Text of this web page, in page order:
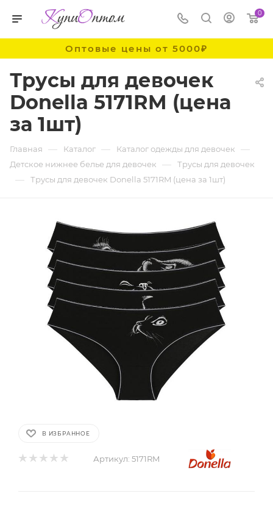
0
Оптовые цены от 5000₽
Трусы для девочек
Donella 5171RM (цена
за 1шт)
Главная — Каталог — Каталог одежды для девочек —
Детское нижнее белье для девочек — Трусы для девочек
— Трусы для девочек Donella 5171RM (цена за 1шт)
В ИЗБРАННОЕ
Артикул: 5171RM